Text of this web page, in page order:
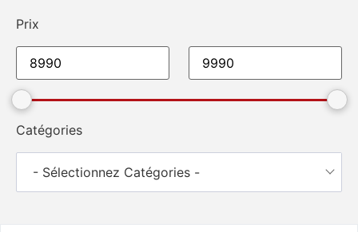
Prix
Catégories
- Sélectionnez Catégories -